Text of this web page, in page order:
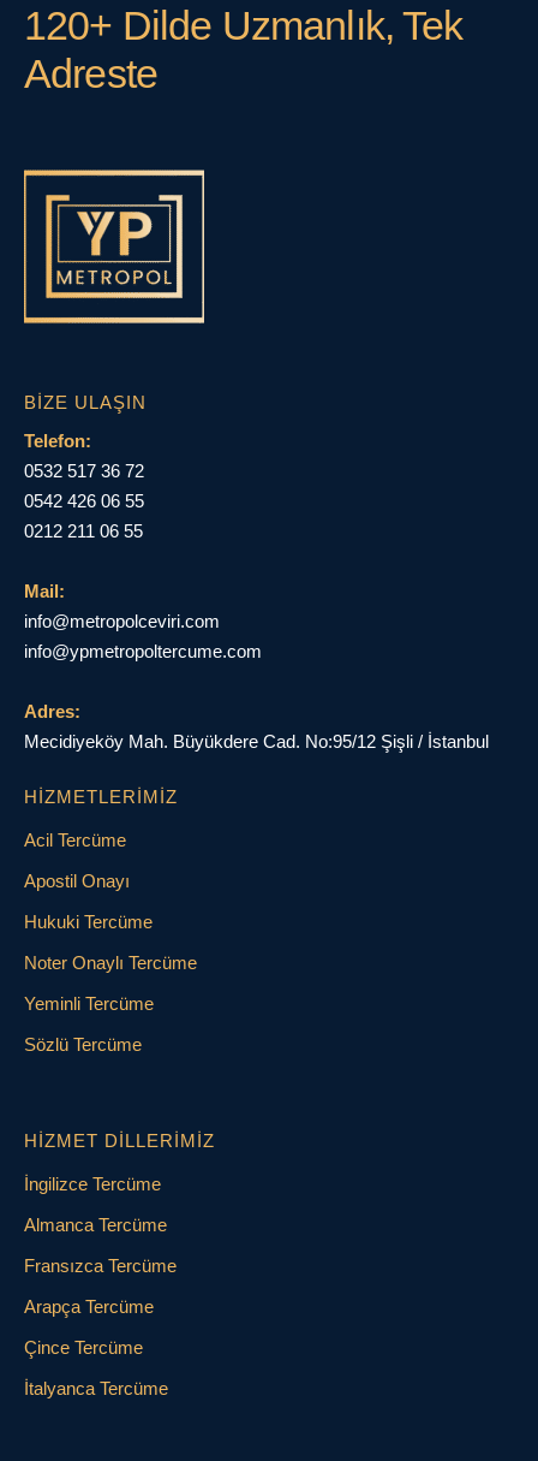
120+ Dilde Uzmanlık, Tek
Adreste
BIZE ULAŞIN
Telefon:
0532 517 36 72
0542 426 06 55
0212 211 06 55
Mail:
info@metropolceviri.com
info@ypmetropoltercume.com
Adres:
Mecidiyeköy Mah. Büyükdere Cad. No:95/12 Şişli / İstanbul
HIZMETLERIMIZ
Acil Tercüme
Apostil Onayı
Hukuki Tercüme
Noter Onaylı Tercüme
Yeminli Tercüme
Sözlü Tercüme
HIZMET DILLERIMIZ
İngilizce Tercüme
Almanca Tercüme
Fransızca Tercüme
Arapça Tercüme
Çince Tercüme
İtalyanca Tercüme